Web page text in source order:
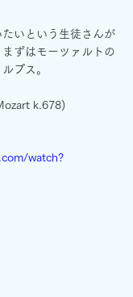
いという生徒さんが
ずはモーツァルトの
プス。
k.678)
watch?